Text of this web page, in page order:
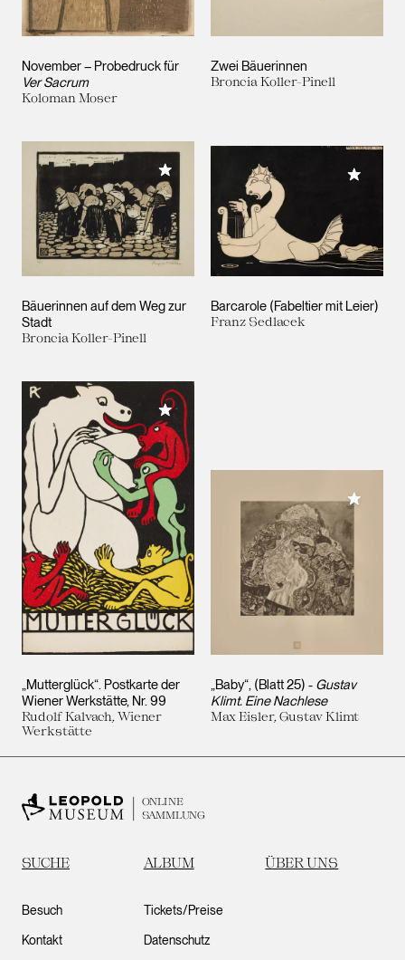
November – Probedruck für
Ver Sacrum
Koloman Moser
Zwei Bäuerinnen
Broncia Koller-Pinell
Bäuerinnen auf dem Weg zur
Stadt
Broncia Koller-Pinell
Meiner Sammlung hinzufügen
Barcarole (Fabeltier mit Leier)
Franz Sedlacek
Meiner
„Mutterglück“. Postkarte der
Wiener Werkstätte, Nr. 99
Rudolf Kalvach, Wiener
Werkstätte
Meiner Sammlung hinzufügen
„Baby“, (Blatt 25) - Gustav
Klimt. Eine Nachlese
Max Eisler, Gustav Klimt
Meiner
ONLINE
SAMMLUNG
SUCHE ALBUM ÜBER UNS
Besuch
Kontakt
Tickets/Preise
Datenschutz